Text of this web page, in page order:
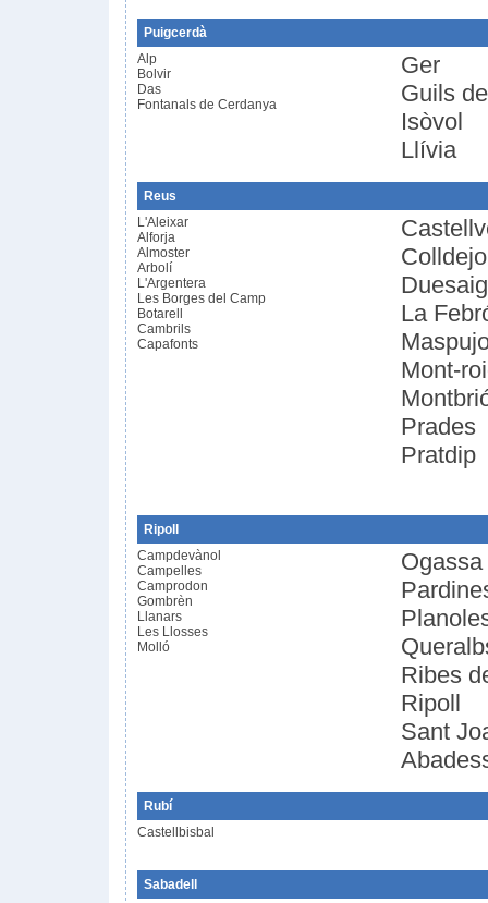
Puigcerdà
Alp
Bolvir
Das
Fontanals de Cerdanya
Ger
Guils
Isòvol
Llívia
Reus
L'Aleixar
Alforja
Almoster
Arbolí
L'Argentera
Les Borges del Camp
Botarell
Cambrils
Capafonts
La
Mont-
Prades
Pratdip
Ripoll
Campdevànol
Campelles
Camprodon
Gombrèn
Llanars
Les Llosses
Molló
Ogassa
Ribes
Ripoll
Sant
Rubí
Castellbisbal
Sabadell